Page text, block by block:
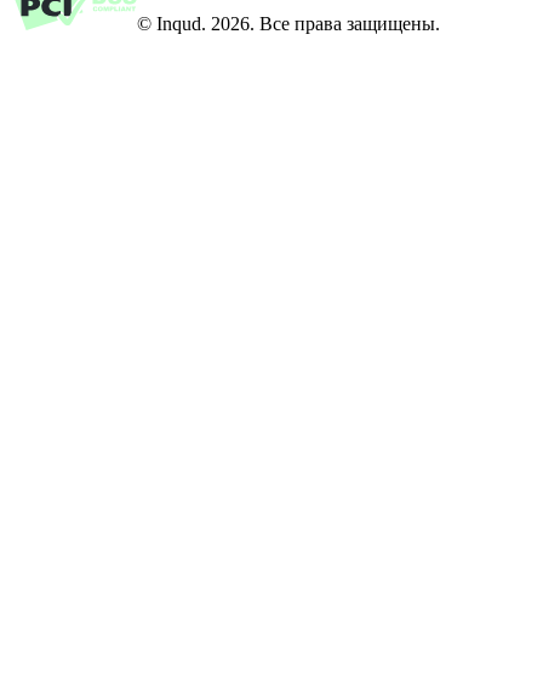
© Inqud. 2026. Все права защищены.